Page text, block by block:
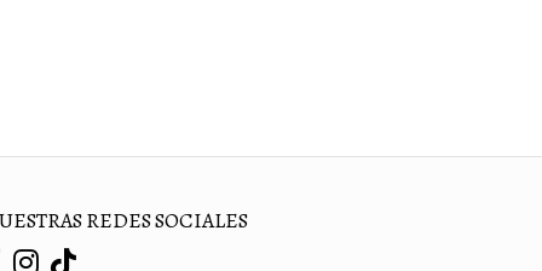
REDES SOCIALES